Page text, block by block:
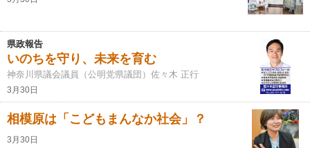
県政報告
いのちを守り、未来を育む
神奈川県議会議員（公明党県議団）佐々木 正行
3月30日
相模原は「こどもまんなか社会」？
3月30日